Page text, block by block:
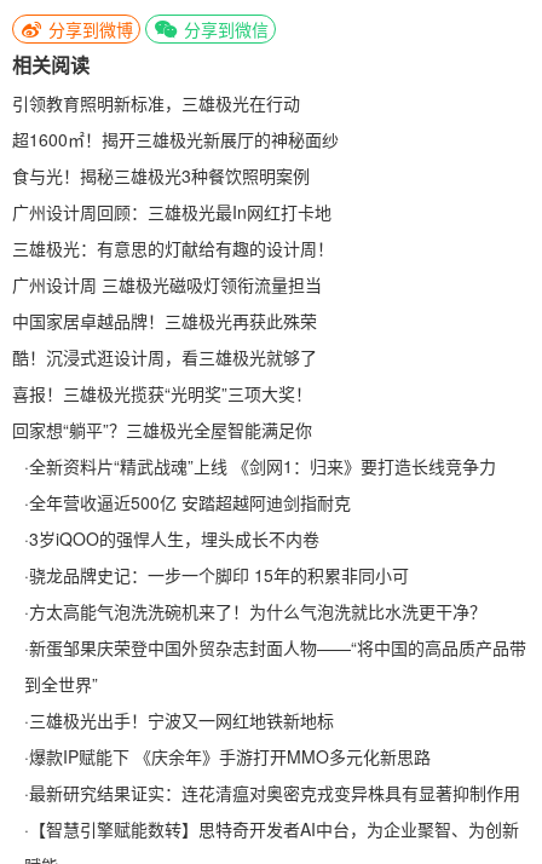
分享到微博 分享到微信
相关阅读
引领教育照明新标准，三雄极光在行动
超1600㎡！揭开三雄极光新展厅的神秘面纱
食与光！揭秘三雄极光3种餐饮照明案例
广州设计周回顾：三雄极光最In网红打卡地
三雄极光：有意思的灯献给有趣的设计周！
广州设计周 三雄极光磁吸灯领衔流量担当
中国家居卓越品牌！三雄极光再获此殊荣
酷！沉浸式逛设计周，看三雄极光就够了
喜报！三雄极光揽获“光明奖”三项大奖！
回家想“躺平”？三雄极光全屋智能满足你
·全新资料片“精武战魂”上线 《剑网1：归来》要打造长线竞争力
·全年营收逼近500亿 安踏超越阿迪剑指耐克
·3岁iQOO的强悍人生，埋头成长不内卷
·骁龙品牌史记：一步一个脚印 15年的积累非同小可
·方太高能气泡洗洗碗机来了！为什么气泡洗就比水洗更干净？
·新蛋邹果庆荣登中国外贸杂志封面人物——“将中国的高品质产品带
到全世界”
·三雄极光出手！宁波又一网红地铁新地标
·爆款IP赋能下 《庆余年》手游打开MMO多元化新思路
·最新研究结果证实：连花清瘟对奥密克戎变异株具有显著抑制作用
· 【智慧引擎赋能数转】思特奇开发者AI中台，为企业聚智、为创新